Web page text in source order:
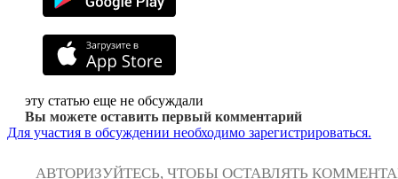
эту статью еще не обсуждали
Вы можете оставить первый комментарий
Для участия в обсуждении необходимо зарегистрироваться.
АВТОРИЗУЙТЕСЬ, ЧТОБЫ ОСТАВЛЯТЬ